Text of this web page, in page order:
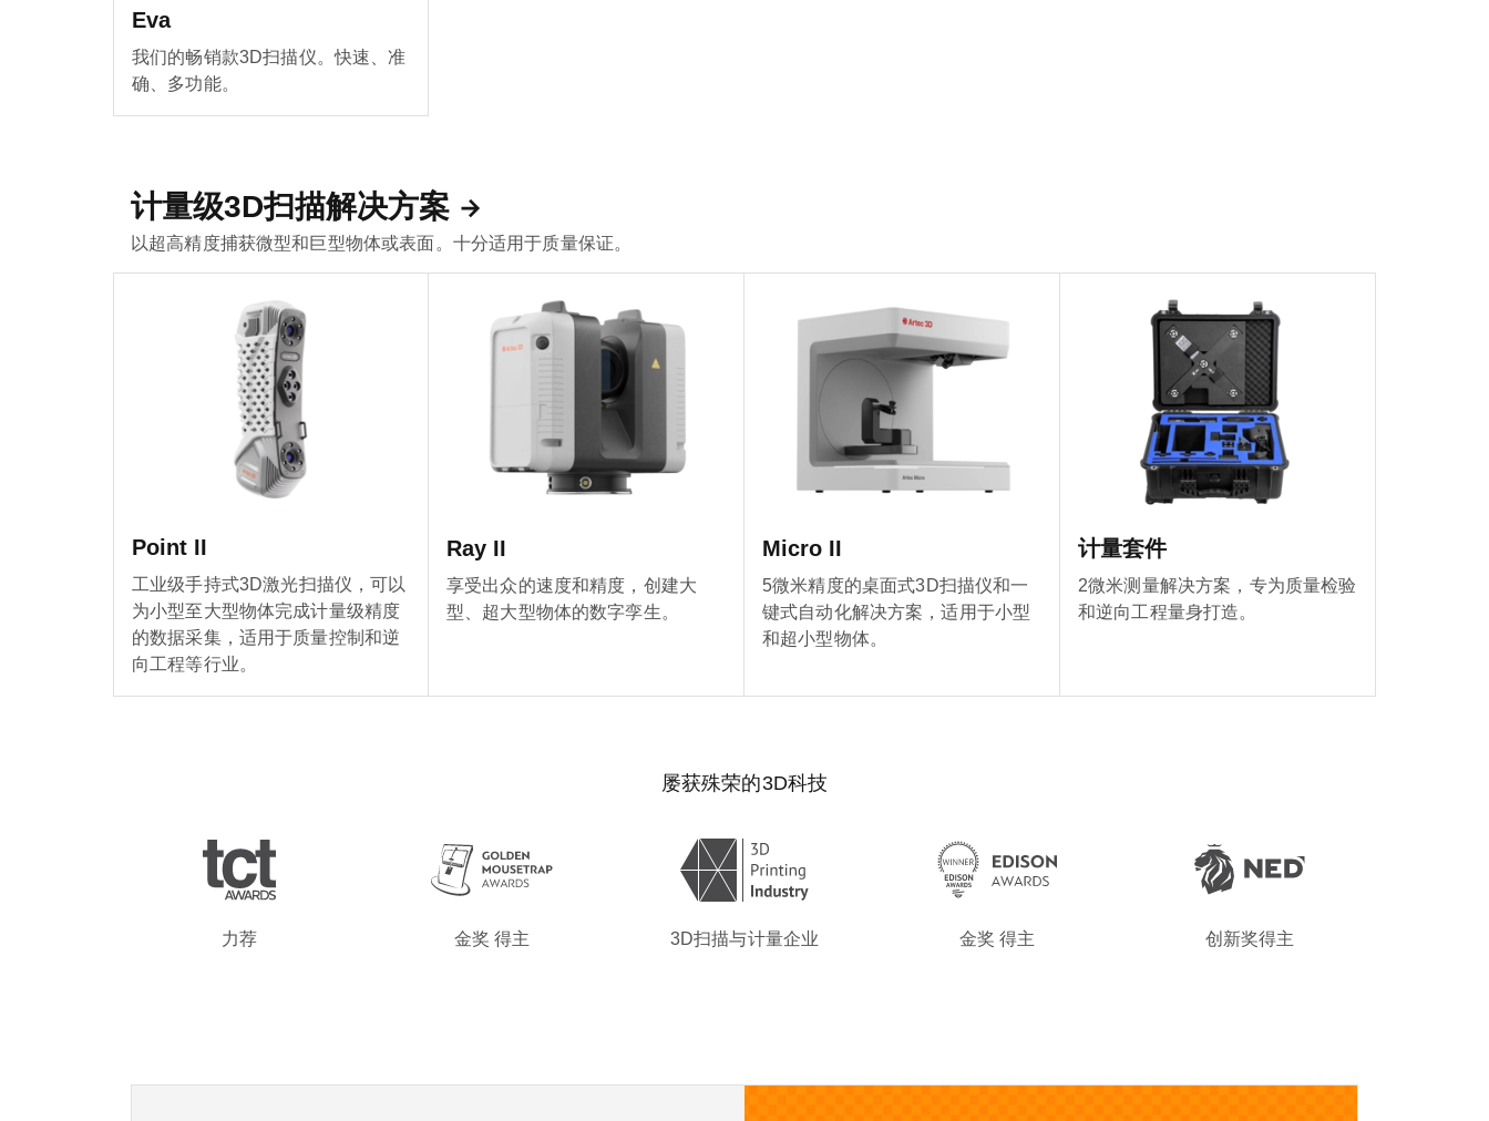
Eva
我们的畅销款3D扫描仪。快速、准
确、多功能。
计量级3D扫描解决方案
以超高精度捕获微型和巨型物体或表面。十分适用于质量保证。
Point II
工业级手持式3D激光扫描仪，可以
为小型至大型物体完成计量级精度
的数据采集，适用于质量控制和逆
向工程等行业。
Ray II
享受出众的速度和精度，创建大
型、超大型物体的数字孪生。
Micro II
5微米精度的桌面式3D扫描仪和一
键式自动化解决方案，适用于小型
和超小型物体。
计量套件
2微米测量解决方案，专为质量检验
和逆向工程量身打造。
屡获殊荣的3D科技
力荐 金奖 得主 3D扫描与计量企业 金奖 得主 创新奖得主